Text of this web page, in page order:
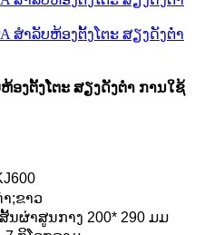
ອງຕັ້ງໂຕະ ສຽງດັງຕ່ຳ ການໃຊ້
ຳ;ຂາວ
ສັ້ນຜ່າສູນກາງ 200* 290 ມມ